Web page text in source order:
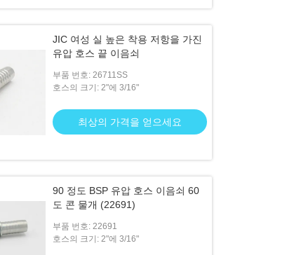
JIC 여성 실 높은 착용 저항을 가진
유압 호스 끝 이음쇠
부품 번호: 26711SS
호스의 크기: 2"에 3/16"
최상의 가격을 얻으세요
90 정도 BSP 유압 호스 이음쇠 60
도 콘 물개 (22691)
부품 번호: 22691
호스의 크기: 2"에 3/16"